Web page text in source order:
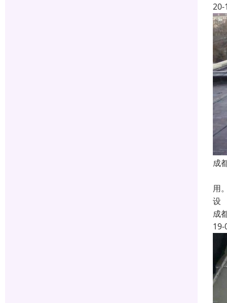
20-
成
用
设
成
19-